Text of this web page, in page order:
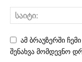
ამ ბრაუზერში
შენახვა მომდევნო